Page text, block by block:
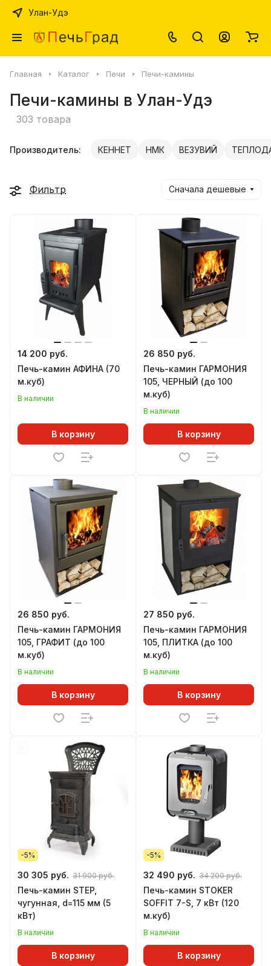
Улан-Удэ
Главная Каталог Печи Печи-камины
Печи-камины в Улан-Удэ
303 товара
Производитель: КЕННЕТ НМК ВЕЗУВИЙ
Фильтр Сначала дешевые
14 200 руб.
Печь-камин АФИНА (70
м.куб)
В наличии
В корзину
26 850 руб.
Печь-камин ГАРМОНИЯ
105, ЧЕРНЫЙ (до 100
м.куб)
В наличии
В корзину
26 850 руб.
Печь-камин ГАРМОНИЯ
105, ГРАФИТ (до 100
м.куб)
В наличии
В корзину
27 850 руб.
Печь-камин ГАРМОНИЯ
105, ПЛИТКА (до 100
м.куб)
В наличии
В корзину
-5%
30 305 руб. 31 900 руб.
Печь-камин STEP,
чугунная, d=115 мм (5
кВт)
В наличии
В корзину
-5%
32 490 руб. 34 200 руб.
Печь-камин STOKER
SOFFIT 7-S, 7 кВт (120
м.куб)
В наличии
В корзину